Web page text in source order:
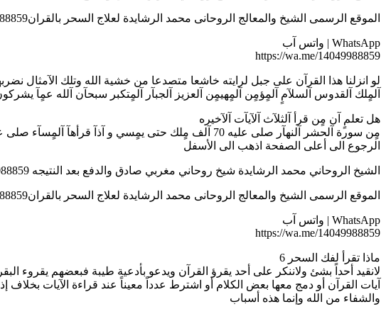
الموقع الرسمى الشيخ والمعالج الروحانى محمد الرشايدة لعلاج السحر بالقران0014049988859
WhatsApp | واتس آب
https://wa.me/14049988859
لو انزلنا هذا القرآن على جبل لرايته خاشعا متصدعا من خشية الله وتلك الآمثال
آلمٍلك آلقدوس آلسلآمٍ آلمٍؤمٍن آلمٍهيمٍن آلعزيز آلجبآر آلمٍتكبر سبحآن آلله عمٍآ
هل تعلمٍ آن مٍن قرأ آلثلآث آلآيآت آلآخيره
مٍن سورة آلحشر آلنهآر صلى عليه 70 آلف مٍلك حتى يمٍسي و آذآ قرأهآ آلمٍسآء صلى عليه 70آلف مٍلك حتى يصبح و آذآ مٍآت مٍآت شهيد انشرها لكي لاتحرم نفسك الأجر وأجر كل من قرأها
الرجوع الى أعلى الصفحة اذهب الى الأسفل
الشيخ الروحاني محمد الرشايدة شيخ روحاني مغربي صادق والدفع بعد النتيجه 0014049988859
الموقع الرسمى الشيخ والمعالج الروحانى محمد الرشايدة لعلاج السحر بالقران0014049988859
WhatsApp | واتس آب
https://wa.me/14049988859
ماذا تقرأ لفك السحر 6
لانقيد أحداً بشئ ولاننكر على أحد يقرؤ القرآن ويدعو بأدعية طيبة فبعضهم
آيات القرآن أو دمج معها بعض الكلام أو اشترط عدداً معيناً عند قراءة الآيات بخلاف
والشفاء من الله وإنما هذه أسباب